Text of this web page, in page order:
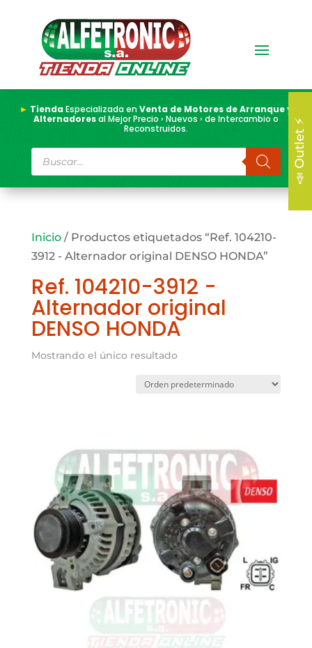
► TiendaEspecializada enVenta de Motores de Arranque y
Alternadoresal Mejor Precio › Nuevos › de Intercambio o
Reconstruidos.
Búsqueda
de
productos
Inicio/ Productos etiquetados “Ref. 104210-
3912 - Alternador original DENSO HONDA”
Ref. 104210-3912 -
Alternador original
DENSO HONDA
Mostrando el único resultado
📣 Outlet ⚡